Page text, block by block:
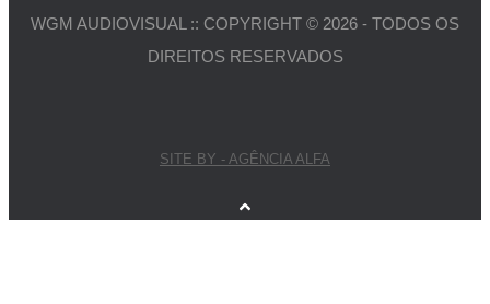
WGM AUDIOVISUAL :: COPYRIGHT © 2026 - TODOS OS
DIREITOS RESERVADOS
SITE BY - AGÊNCIA ALFA